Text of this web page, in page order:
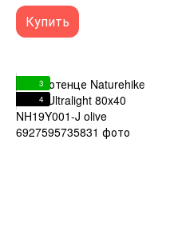
Купить
3
4